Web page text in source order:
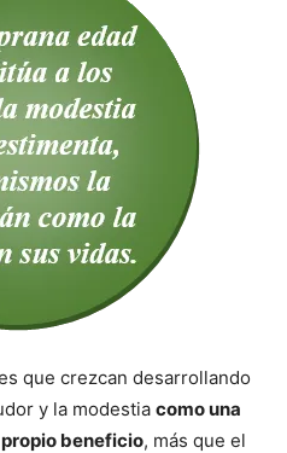
que crezcan desarrollando
y la modestia como una
beneficio, más que el